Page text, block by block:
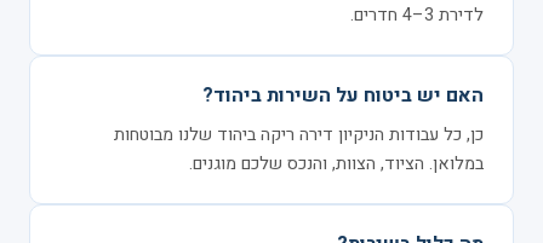
לדירת 3–4 חדרים.
האם יש ביטוח על השירות ביהוד?
כן, כל עבודות הניקיון דירה ריקה ביהוד שלנו מבוטחות
במלואן. הציוד, הצוות, והנכס שלכם מוגנים.